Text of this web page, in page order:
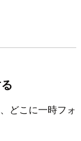
どこに一時フォ